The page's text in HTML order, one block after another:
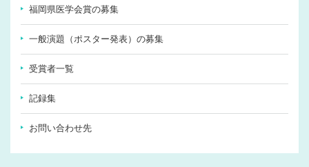
福岡県医学会賞の募集
一般演題（ポスター発表）の募集
受賞者一覧
記録集
お問い合わせ先